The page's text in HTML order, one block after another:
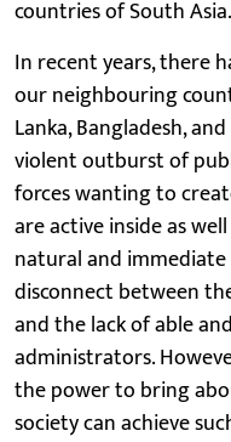
countries of South Asia.
In recent years, there
our neighbouring
Lanka, Bangladesh,
violent outburst of
forces wanting to
are active inside as
natural and
disconnect between
and the lack of able
administrators.
the power to bring
society can achieve